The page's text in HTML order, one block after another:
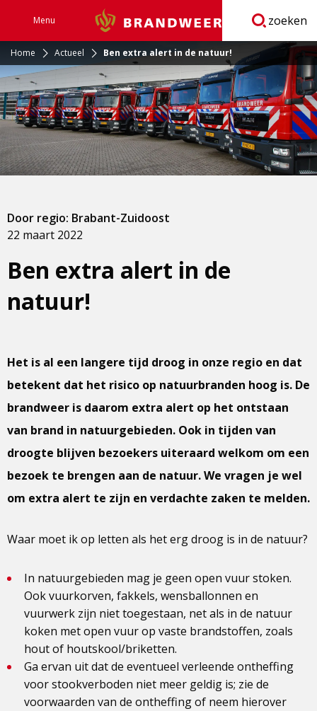
Menu Brandweer zoeken
Home Actueel Ben extra alert in de natuur!
Ben extra alert in de
natuur!
22 maart 2022
Door regio: Brabant-Zuidoost
Het is al een langere tijd droog in onze regio en dat
betekent dat het risico op natuurbranden hoog is. De
brandweer is daarom extra alert op het ontstaan
van brand in natuurgebieden. Ook in tijden van
droogte blijven bezoekers uiteraard welkom om een
bezoek te brengen aan de natuur. We vragen je wel
om extra alert te zijn en verdachte zaken te melden.
Waar moet ik op letten als het erg droog is in de natuur?
In natuurgebieden mag je geen open vuur stoken.
Ook vuurkorven, fakkels, wensballonnen en
vuurwerk zijn niet toegestaan, net als in de natuur
koken met open vuur op vaste brandstoffen, zoals
hout of houtskool/briketten.
Ga ervan uit dat de eventueel verleende ontheffing
voor stookverboden niet meer geldig is; zie de
voorwaarden van de ontheffing of neem hierover